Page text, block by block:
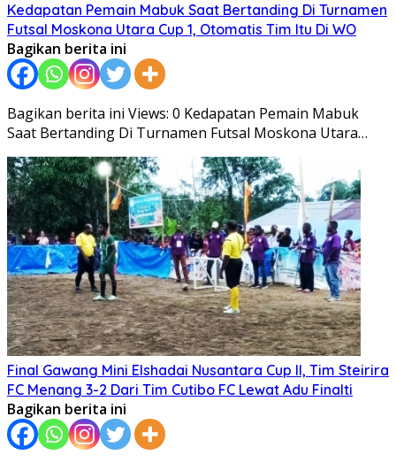
Kedapatan Pemain Mabuk Saat Bertanding Di Turnamen
Futsal Moskona Utara Cup 1, Otomatis Tim Itu Di WO
Bagikan berita ini
Bagikan berita ini Views: 0 Kedapatan Pemain Mabuk
Saat Bertanding Di Turnamen Futsal Moskona Utara…
Final Gawang Mini Elshadai Nusantara Cup II, Tim Steirira
FC Menang 3-2 Dari Tim Cutibo FC Lewat Adu Finalti
Bagikan berita ini